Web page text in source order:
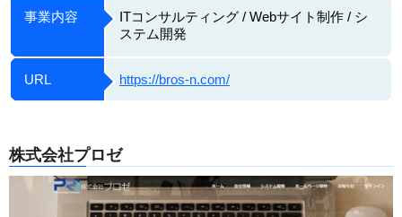
事業内容
ITコンサルティング / Webサイト制作 / シ
ステム開発
URL https://bros-n.com/
株式会社プロゼ